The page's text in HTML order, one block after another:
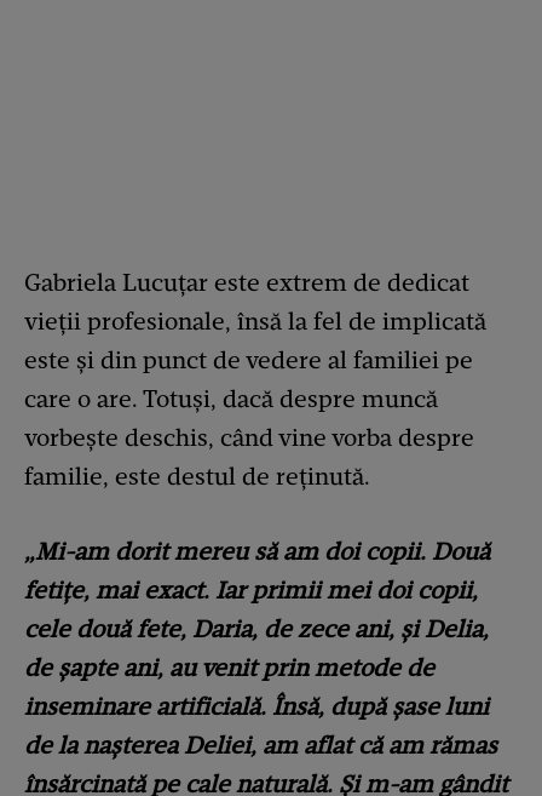
Gabriela Lucuțar este extrem de dedicat
vieții profesionale, însă la fel de implicată
este și din punct de vedere al familiei pe
care o are. Totuși, dacă despre muncă
vorbește deschis, când vine vorba despre
familie, este destul de reținută.
„Mi-am dorit mereu să am doi copii. Două
fetițe, mai exact. Iar primii mei doi copii,
cele două fete, Daria, de zece ani, și Delia,
de șapte ani, au venit prin metode de
inseminare artificială. Însă, după șase luni
de la nașterea Deliei, am aflat că am rămas
însărcinată pe cale naturală. Și m-am gândit